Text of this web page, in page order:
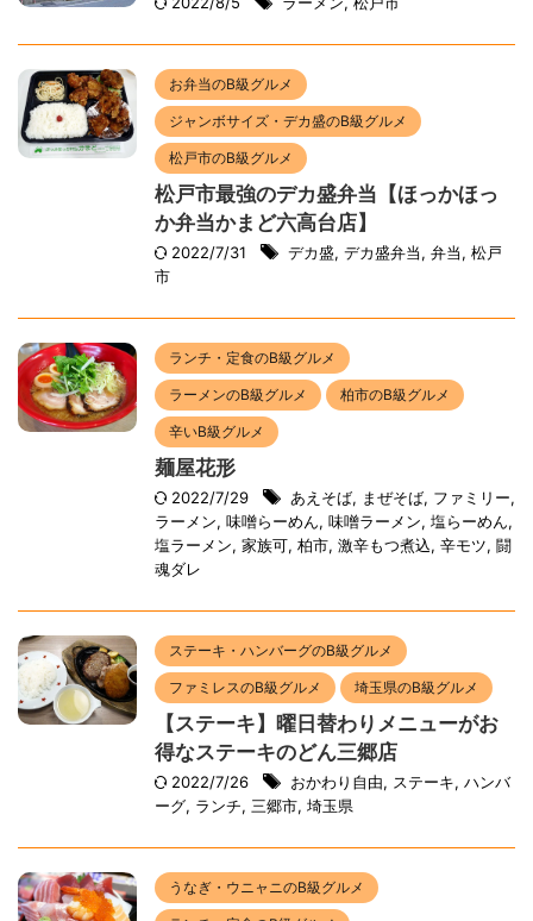
お弁当のB級グルメ
ジャンボサイズ・デカ盛のB級グルメ
松戸市のB級グルメ
松戸市最強のデカ盛弁当【ほっかほっ
か弁当かまど六高台店】
2022/7/31 デカ盛, デカ盛弁当, 弁当, 松戸
市
ランチ・定食のB級グルメ
ラーメンのB級グルメ 柏市のB級グルメ
辛いB級グルメ
麺屋花形
2022/7/29 あえそば, まぜそば, ファミリー,
ラーメン, 味噌らーめん, 味噌ラーメン, 塩らーめん,
塩ラーメン, 家族可, 柏市, 激辛もつ煮込, 辛モツ, 闘
魂ダレ
ステーキ・ハンバーグのB級グルメ
ファミレスのB級グルメ 埼玉県のB級グルメ
【ステーキ】曜日替わりメニューがお
得なステーキのどん三郷店
2022/7/26 おかわり自由, ステーキ, ハンバ
ーグ, ランチ, 三郷市, 埼玉県
うなぎ・ウニャニのB級グルメ